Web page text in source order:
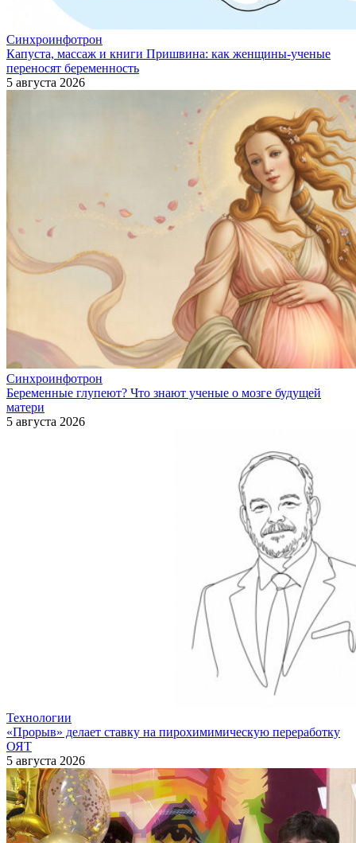
Синхроинфотрон
Капуста, массаж и книги Пришвина: как женщины-ученые
переносят беременность
5 августа 2026
Синхроинфотрон
Беременные глупеют? Что знают ученые о мозге будущей
матери
5 августа 2026
Технологии
«Прорыв» делает ставку на пирохимимическую переработку
ОЯТ
5 августа 2026